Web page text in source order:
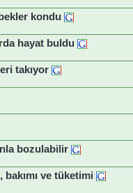
kondu
hayat buldu
takıyor
bozulabilir
ve tüketimi